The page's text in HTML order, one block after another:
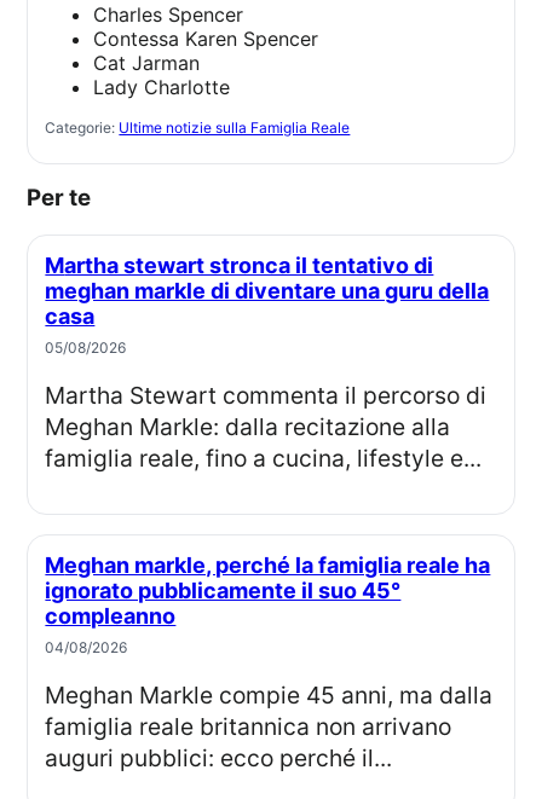
Charles Spencer
Contessa Karen Spencer
Cat Jarman
Lady Charlotte
Categorie: Ultime notizie sulla Famiglia Reale
Per te
Martha stewart stronca il tentativo di
meghan markle di diventare una guru della
casa
05/08/2026
Martha Stewart commenta il percorso di
Meghan Markle: dalla recitazione alla
famiglia reale, fino a cucina, lifestyle e...
Meghan markle, perché la famiglia reale ha
ignorato pubblicamente il suo 45°
compleanno
04/08/2026
Meghan Markle compie 45 anni, ma dalla
famiglia reale britannica non arrivano
auguri pubblici: ecco perché il...